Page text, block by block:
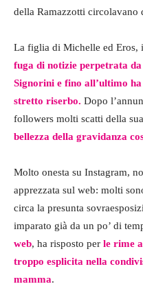
della Ramazzotti circolavano
La figlia di Michelle ed Eros,
fuga di notizie perpetrata
Signorini e fino all’ultimo
stretto riserbo. Dopo
followers molti scatti della
bellezza della gravidanza
Molto onesta su Instagram,
apprezzata sul web: molti
circa la presunta
imparato già da un po’ di
web, ha risposto per le rime
troppo esplicita nella
mamma.